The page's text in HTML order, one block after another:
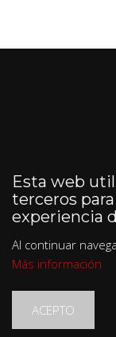
Esta web
terceros
experiencia
Al continuar
Más información
ACEPTO